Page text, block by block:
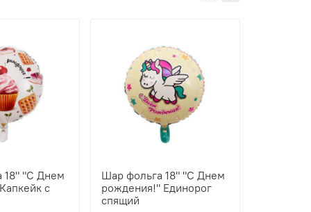
18" "С Днем
с
Шар фольга 18" "С Днем
рождения!" Единорог
спящий